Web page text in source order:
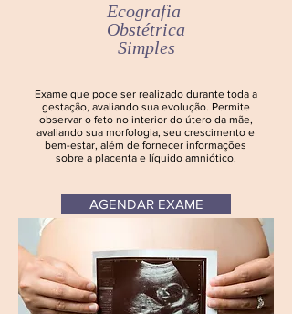
Ecografia
Obstétrica
Simples
Exame que pode ser realizado durante toda a
gestação, avaliando sua evolução. Permite
observar o feto no interior do útero da mãe,
avaliando sua morfologia, seu crescimento e
bem-estar, além de fornecer informações
sobre a placenta e líquido amniótico.
AGENDAR EXAME